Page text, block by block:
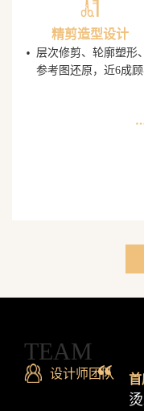
精剪造型设计
· 层次修剪、轮廓塑形、
参考图还原，近6成
TEAM
设计师团队 首